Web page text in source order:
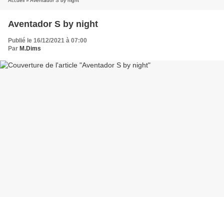
Aventador S by night
Publié le 16/12/2021 à 07:00
Par M.Dims